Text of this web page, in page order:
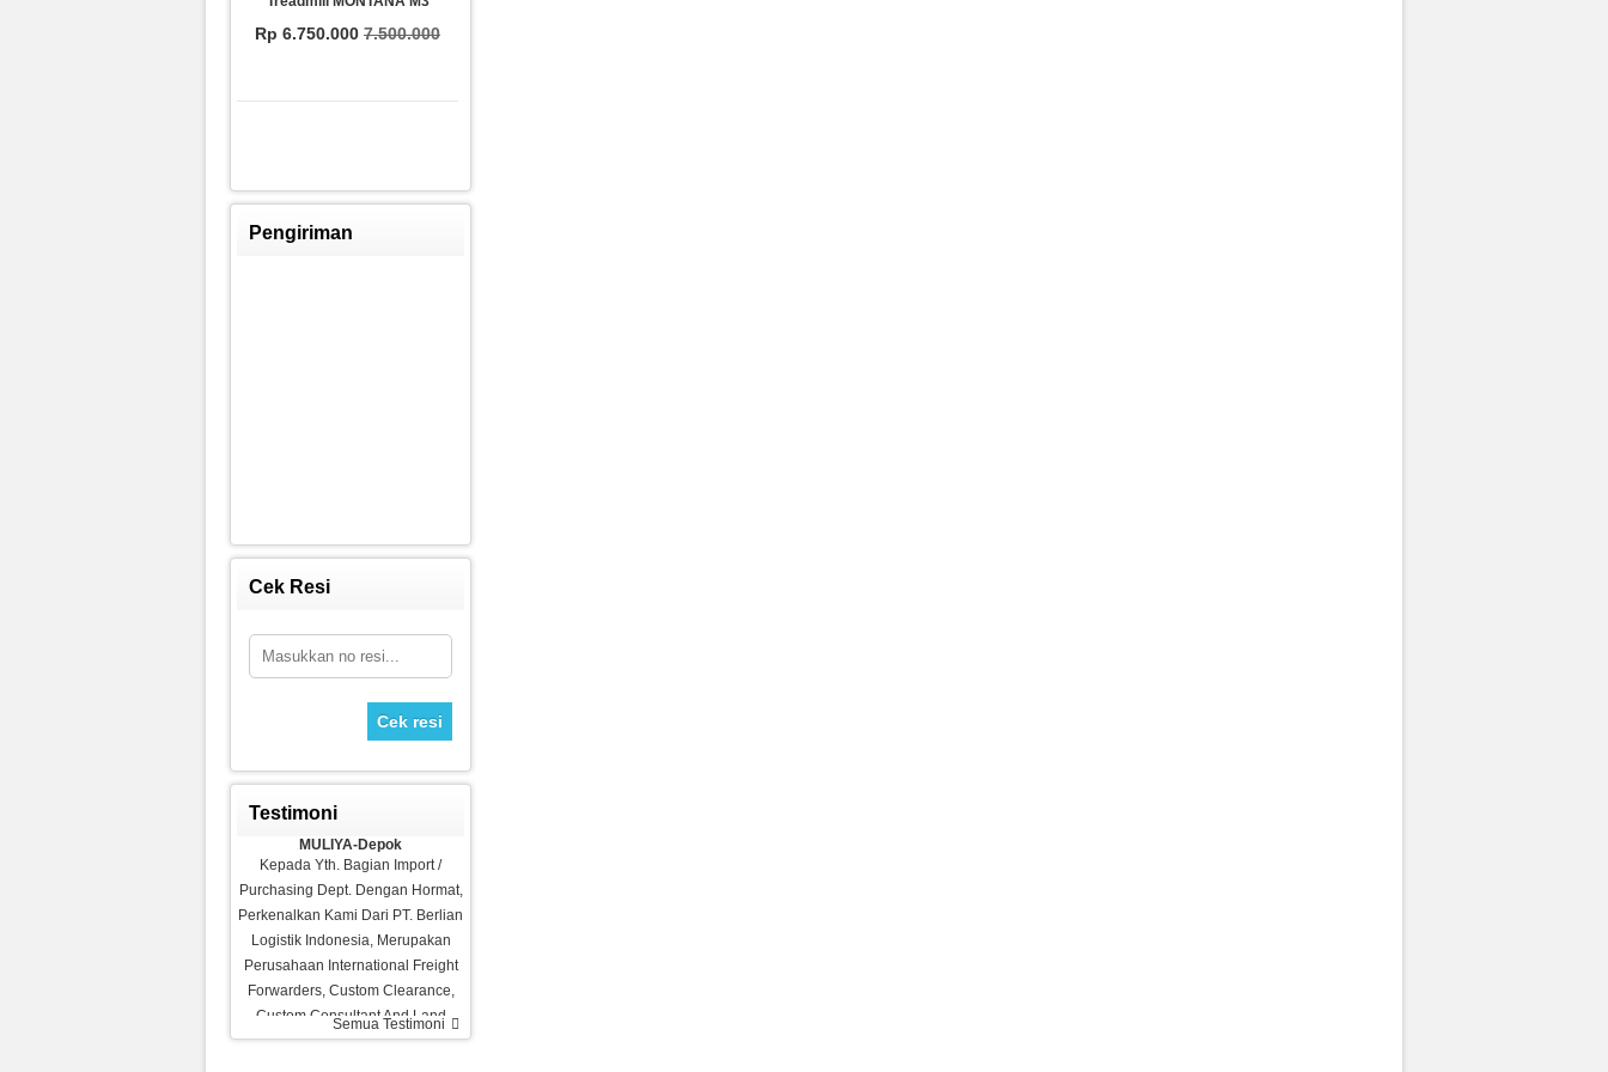
Rp 6.750.000 7.500.000
Sepeda Platinum
2.700.000
Treadmill Venice M8
Rp 4.980.0006.500.000
Pengiriman
Cek Resi
Cek resi
Testimoni
MULIYA-Depok
Kepada Yth. Bagian Import /
Purchasing Dept. Dengan Hormat,
Perkenalkan Kami Dari PT. Berlian
Logistik Indonesia, Merupakan
Perusahaan International Freight
Forwarders, Custom Clearance,
Custom Consultant And Land
Transportation Service Yang
Ramadhani-Makassar
Semua Testimoni